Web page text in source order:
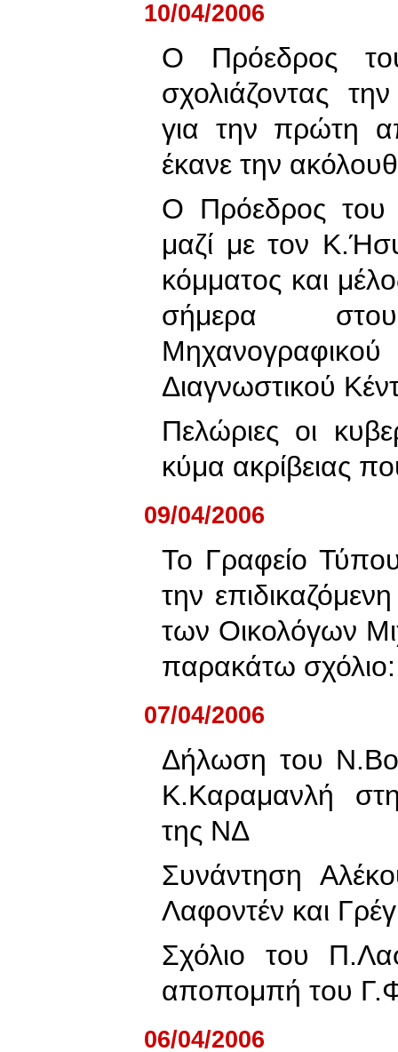
10/04/2006
Ο Πρόεδρος
σχολιάζοντας
για την πρώτη
έκανε την
Ο Πρόεδρος του
μαζί με τον
κόμματος και
σήμερα
Διαγνωστικού
Πελώριες οι
κύμα ακρίβειας
09/04/2006
Το Γραφείο
την
των Οικολόγων
παρακάτω σχόλιο:
07/04/2006
Δήλωση του
Κ.Καραμανλή
της ΝΔ
Συνάντηση
Λαφοντέν και
Σχόλιο του
αποπομπή του
06/04/2006